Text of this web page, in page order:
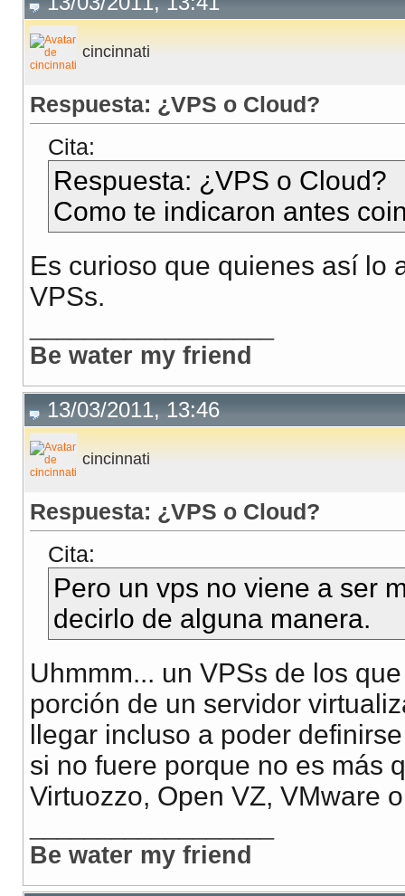
cincinnati
Respuesta: ¿VPS o Cloud?
Cita:
Respuesta: ¿VPS o Cloud?
Como te indicaron antes
Es curioso que quienes así lo
VPSs.
Be water my friend
13/03/2011, 13:46
cincinnati
Respuesta: ¿VPS o Cloud?
Cita:
Pero un vps no viene a ser
decirlo de alguna manera.
Uhmmm... un VPSs de los
porción de un servidor
llegar incluso a poder
si no fuere porque no es más
Virtuozzo, Open VZ, VMware
Be water my friend